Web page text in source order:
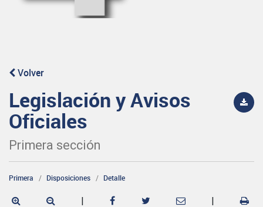
Volver
Legislación y Avisos
Oficiales
Primera sección
Primera Disposiciones Detalle
| |